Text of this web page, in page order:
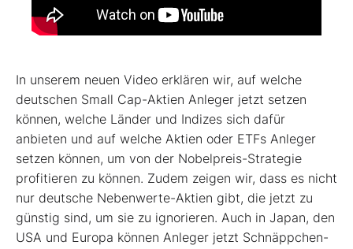
In unserem neuen Video erklären wir, auf welche
deutschen Small Cap-Aktien Anleger jetzt setzen
können, welche Länder und Indizes sich dafür
anbieten und auf welche Aktien oder ETFs Anleger
setzen können, um von der Nobelpreis-Strategie
profitieren zu können. Zudem zeigen wir, dass es nicht
nur deutsche Nebenwerte-Aktien gibt, die jetzt zu
günstig sind, um sie zu ignorieren. Auch in Japan, den
USA und Europa können Anleger jetzt Schnäppchen-